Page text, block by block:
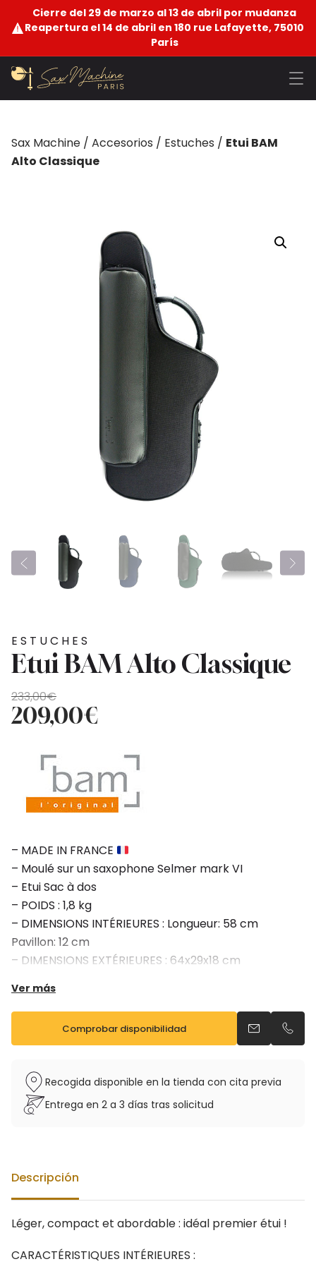
Cierre del 29 de marzo al 13 de abril por mudanza
Reapertura el 14 de abril en 180 rue Lafayette, 75010
París
Sax Machine / Accesorios / Estuches / Etui BAM
Alto Classique
ESTUCHES
Etui BAM Alto Classique
233,00€
El
precio
original
era:
233,00€.
209,00€
El
precio
actual
209,00€.
– MADE IN FRANCE
– Moulé sur un saxophone Selmer mark VI
– Etui Sac à dos
– POIDS : 1,8 kg
– DIMENSIONS INTÉRIEURES : Longueur: 58 cm
Pavillon: 12 cm
– DIMENSIONS EXTÉRIEURES : 64x29x18 cm
Ver más
Comprobar disponibilidad Enviar un
Recogida disponible en la tienda con cita previa
Entrega en 2 a 3 días tras solicitud
Descripción
Léger, compact et abordable : idéal premier étui !
CARACTÉRISTIQUES INTÉRIEURES :